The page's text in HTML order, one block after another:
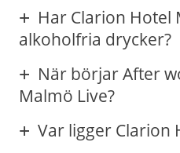
Har Clarion Hotel
alkoholfria drycker?
När börjar After
Malmö Live?
Var ligger Clarion